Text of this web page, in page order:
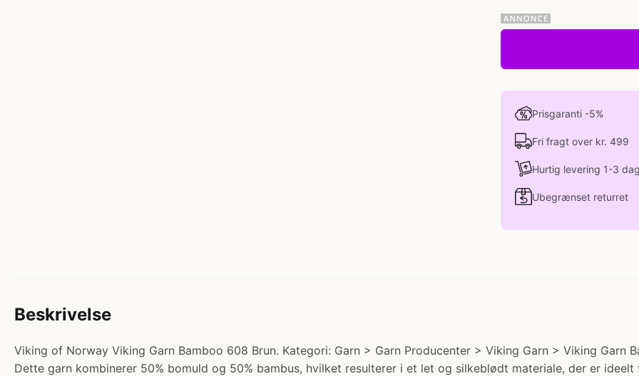
Prisgaranti -5%
Fri fragt over kr. 499
Hurtig levering 1-3
Ubegrænset returret
Beskrivelse
Viking of Norway Viking Garn Bamboo 608 Brun. Kategori: Garn > Garn Producenter > Viking Garn > Viking Garn
Dette garn kombinerer 50% bomuld og 50% bambus, hvilket resulterer i et let og silkeblødt materiale, der er